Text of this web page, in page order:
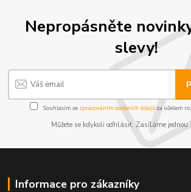
Nepropásněte
slevy!
Souhlasím se zpracováním osobních údajůza účelem
Můžete se kdykoli odhlásit. Zasíláme jednou
Informace pro zákazníky